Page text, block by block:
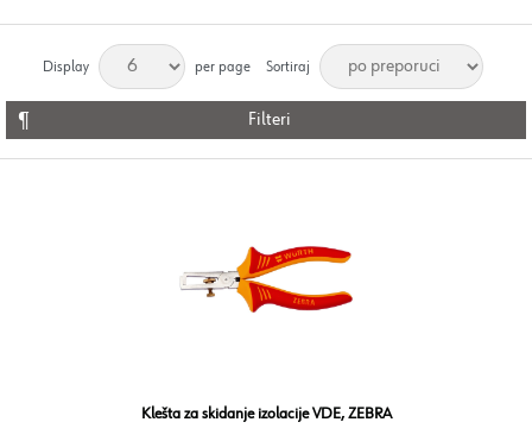
Display per page Sortiraj
Filteri
Klešta za skidanje izolacije VDE, ZEBRA